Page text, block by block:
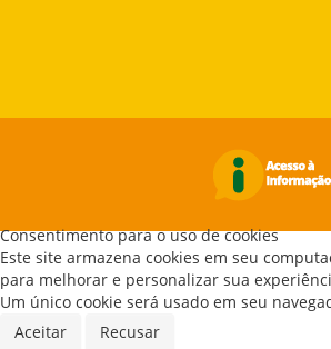
Consentimento para o uso de cookies
Este site armazena cookies em seu
para melhorar e personalizar sua
Um único cookie será usado em seu
Aceitar
Recusar